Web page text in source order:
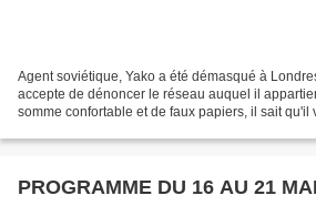
Agent soviétique, Yako a été démasqué à
accepte de dénoncer le réseau auquel il
somme confortable et de faux papiers, il sait qu'il
PROGRAMME DU 16 AU 21